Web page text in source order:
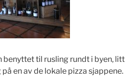
benyttet til rusling rundt i byen, litt
en av de lokale pizza sjappene.